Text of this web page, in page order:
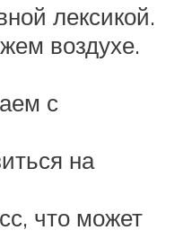
лексикой.
воздухе.
с
на
что может